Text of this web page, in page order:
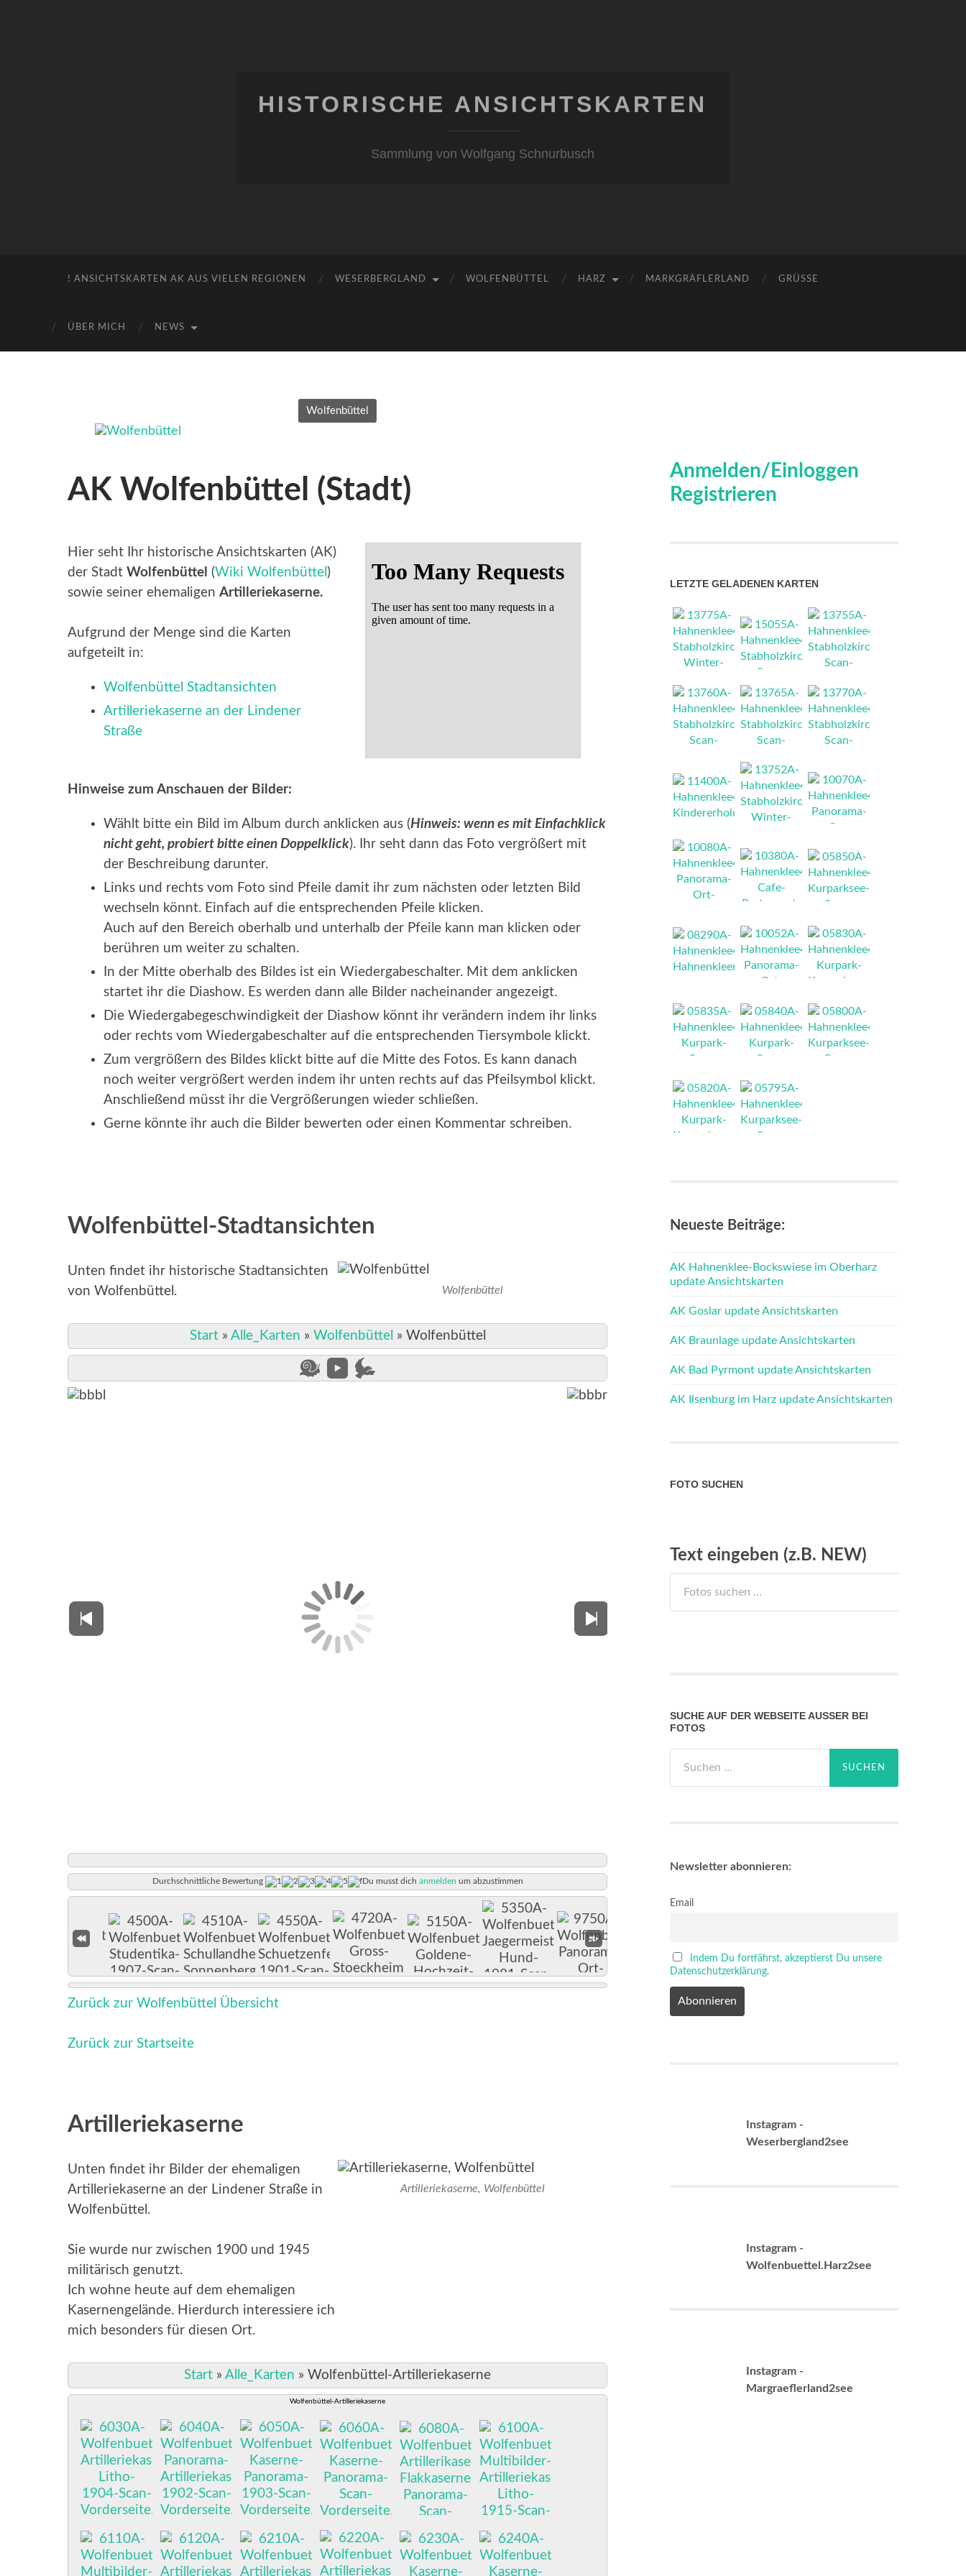
HISTORISCHE ANSICHTSKARTEN
Sammlung von Wolfgang Schnurbusch
! ANSICHTSKARTEN AK AUS VIELEN REGIONEN WESERBERGLAND WOLFENBÜTTEL HARZ MARKGRÄFLERLAND GRÜSSE
ÜBER MICH NEWS
Wolfenbüttel
AK Wolfenbüttel (Stadt)
Hier seht Ihr historische Ansichtskarten (AK)
der StadtWolfenbüttel (Wiki Wolfenbüttel )
sowie seiner ehemaligenArtilleriekaserne.
Aufgrund der Menge sind die Karten
aufgeteilt in:
Wolfenbüttel Stadtansichten
Artilleriekaserne an der Lindener
Straße
Hinweise zum Anschauen der Bilder:
Wählt bitte ein Bild im Album durch anklicken aus (Hinweis: wenn es mit Einfachklick
nicht geht, probiert bitte einen Doppelklick). Ihr seht dann das Foto vergrößert mit
der Beschreibung darunter.
Links und rechts vom Foto sind Pfeile damit ihr zum nächsten oder letzten Bild
wechseln könnt. Einfach auf die entsprechenden Pfeile klicken.
Auch auf den Bereich oberhalb und unterhalb der Pfeile kann man klicken oder
berühren um weiter zu schalten.
In der Mitte oberhalb des Bildes ist ein Wiedergabeschalter. Mit dem anklicken
startet ihr die Diashow. Es werden dann alle Bilder nacheinander angezeigt.
Die Wiedergabegeschwindigkeit der Diashow könnt ihr verändern indem ihr links
oder rechts vom Wiedergabeschalter auf die entsprechenden Tiersymbole klickt.
Zum vergrößern des Bildes klickt bitte auf die Mitte des Fotos. Es kann danach
noch weiter vergrößert werden indem ihr unten rechts auf das Pfeilsymbol klickt.
Anschließend müsst ihr die Vergrößerungen wieder schließen.
Gerne könnte ihr auch die Bilder bewerten oder einen Kommentar schreiben.
Wolfenbüttel-Stadtansichten
Unten findet ihr historische Stadtansichten
von Wolfenbüttel.
Wolfenbüttel
Start» Alle_Karten » Wolfenbüttel » Wolfenbüttel
Durchschnittliche Bewertung Du musst dich anmelden um abzustimmen
Zurück zur Wolfenbüttel Übersicht
Zurück zur Startseite
Artilleriekaserne
Unten findet ihr Bilder der ehemaligen
Artilleriekaserne an der Lindener Straße in
Wolfenbüttel.
Sie wurde nur zwischen 1900 und 1945
militärisch genutzt.
Ich wohne heute auf dem ehemaligen
Kasernengelände. Hierdurch interessiere ich
mich besonders für diesen Ort.
Artilleriekaserne, Wolfenbüttel
Start »Alle_Karten »Wolfenbüttel-Artilleriekaserne
Wolfenbüttel-Artilleriekaserne
Anmelden/Einloggen
Registrieren
LETZTE GELADENEN KARTEN
NEU NEU
NEU
NEU
NEU
Neueste Beiträge:
AK Hahnenklee-Bockswiese im Oberharz
update Ansichtskarten
AK Goslar update Ansichtskarten
AK Braunlage update Ansichtskarten
AK Bad Pyrmont update Ansichtskarten
AK Ilsenburg im Harz update Ansichtskarten
FOTO SUCHEN
Text eingeben (z.B. NEW)
SUCHE AUF DER WEBSEITE AUSSER BEI F
OTOS
nach:
Newsletter abonnieren:
Email
Indem Du fortfährst, akzeptierst Du unsere
Datenschutzerklärung.
Instagram -
Weserbergland2see
Instagram -
Wolfenbuettel.Harz2see
Instagram -
Margraeflerland2see